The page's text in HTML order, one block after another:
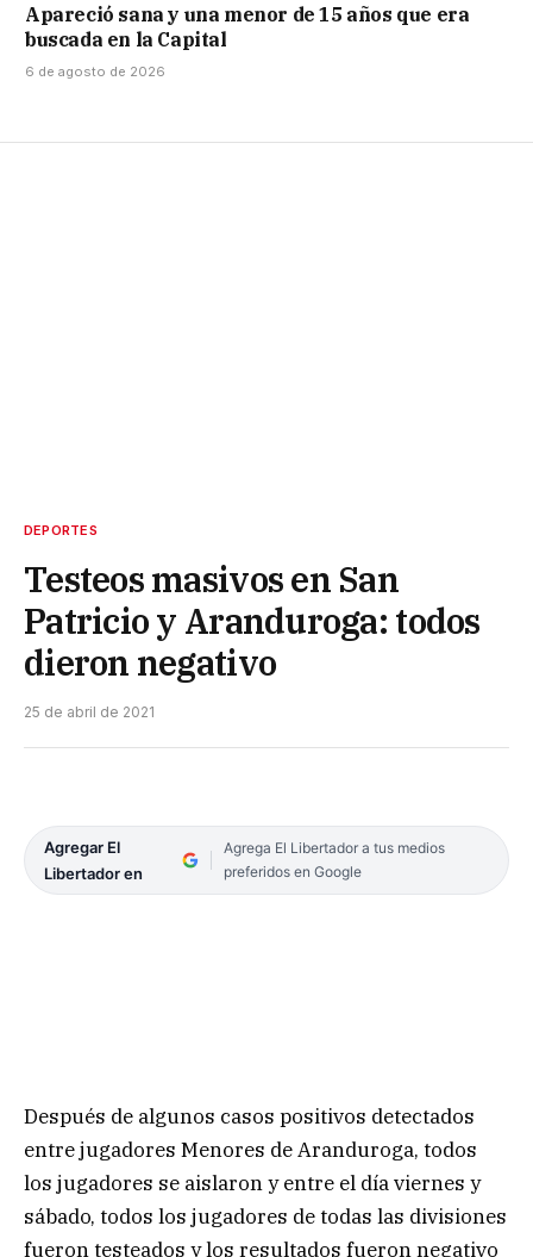
Apareció sana y una menor de 15 años que era
buscada en la Capital
6 de agosto de 2026
DEPORTES
Testeos masivos en San
Patricio y Aranduroga: todos
dieron negativo
25 de abril de 2021
Agregar El
Libertador en
Agrega El Libertador a tus medios
preferidos en Google
Después de algunos casos positivos detectados
entre jugadores Menores de Aranduroga, todos
los jugadores se aislaron y entre el día viernes y
sábado, todos los jugadores de todas las divisiones
fueron testeados y los resultados fueron negativo